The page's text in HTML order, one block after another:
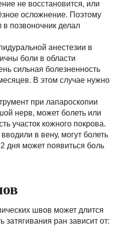
не восстановится, или
осложнение. Поэтому
позвоночник делал
анестезии в
боли в области
сильная болезненность
В этом случае нужно
при лапароскопии
нерв, может болеть или
участок кожного покрова.
в вену, могут болеть
дня может появиться боль
швов может длится
затягивания ран зависит от: